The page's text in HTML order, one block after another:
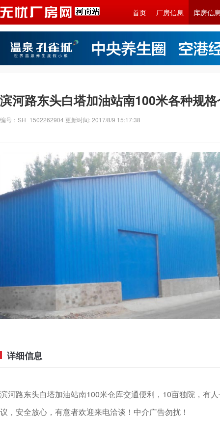
首页 厂房信息 库房信
滨河路东头白塔加油站南100米各种规
编号：SH_1502262904 更新时间: 2017/8/9 15:17:38
详细信息
滨河路东头白塔加油站南100米仓库交通便利，10亩独院，有
议，安全放心，有意者欢迎来电洽谈！中介广告勿扰！